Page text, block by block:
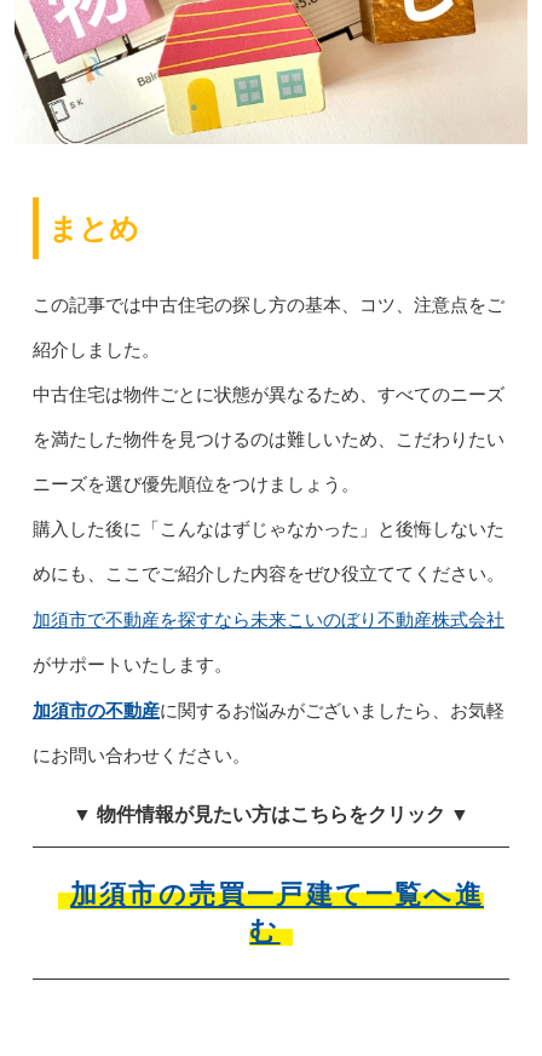
まとめ
この記事では中古住宅の探し方の基本、コツ、注意点をご
紹介しました。
中古住宅は物件ごとに状態が異なるため、すべてのニーズ
を満たした物件を見つけるのは難しいため、こだわりたい
ニーズを選び優先順位をつけましょう。
購入した後に「こんなはずじゃなかった」と後悔しないた
めにも、ここでご紹介した内容をぜひ役立ててください。
加須市で不動産を探すなら未来こいのぼり不動産株式会社
がサポートいたします。
加須市の不動産に関するお悩みがございましたら、お気軽
にお問い合わせください。
▼ 物件情報が見たい方はこちらをクリック ▼
加須市の売買一戸建て一覧へ進
む